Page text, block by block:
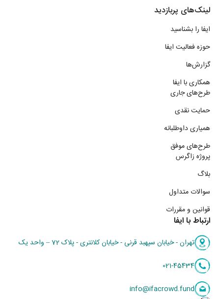
لینک‌های پربازدید
ایفا را بشناسید
حوزه فعالیت ایفا
گزارش‌ها
همکاری با ایفا
طرح‌های جاری
حمایت نقدی
همیاری داوطلبانه
طرح‌های موفق
پروژه زاگرس
بلاگ
سوالات متداول
قوانین و مقررات
ارتباط با ایفا
تهران - خیابان سپهبد قرنی - خیابان کلانتری - پلاک 72 – واحد یک
021-45434
info@ifacrowd.fund